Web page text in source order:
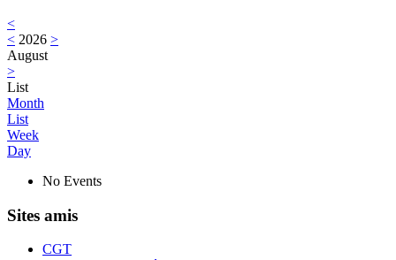
<
< 2026 >
August
>
List
Month
List
Week
Day
No Events
Sites amis
CGT